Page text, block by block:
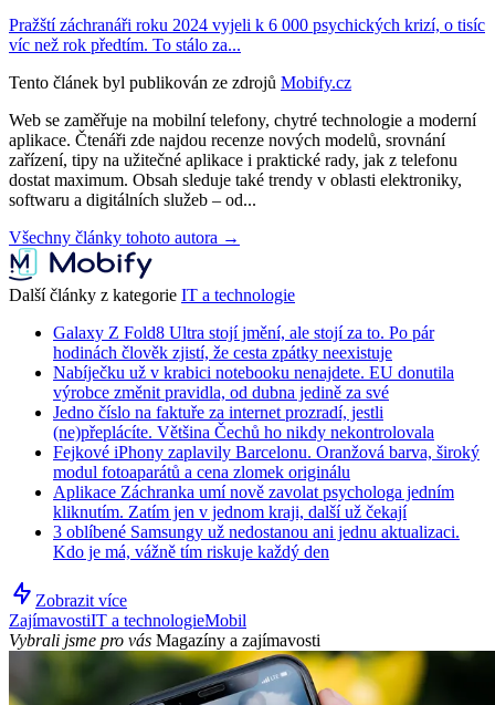
Pražští záchranáři roku 2024 vyjeli k 6 000 psychických krizí, o tisíc
víc než rok předtím. To stálo za...
Tento článek byl publikován ze zdrojů Mobify.cz
Web se zaměřuje na mobilní telefony, chytré technologie a moderní
aplikace. Čtenáři zde najdou recenze nových modelů, srovnání
zařízení, tipy na užitečné aplikace i praktické rady, jak z telefonu
dostat maximum. Obsah sleduje také trendy v oblasti elektroniky,
softwaru a digitálních služeb – od...
Všechny články tohoto autora →
Další články z kategorie IT a technologie
Galaxy Z Fold8 Ultra stojí jmění, ale stojí za to. Po pár
hodinách člověk zjistí, že cesta zpátky neexistuje
Nabíječku už v krabici notebooku nenajdete. EU donutila
výrobce změnit pravidla, od dubna jedině za své
Jedno číslo na faktuře za internet prozradí, jestli
(ne)přeplácíte. Většina Čechů ho nikdy nekontrolovala
Fejkové iPhony zaplavily Barcelonu. Oranžová barva, široký
modul fotoaparátů a cena zlomek originálu
Aplikace Záchranka umí nově zavolat psychologa jedním
kliknutím. Zatím jen v jednom kraji, další už čekají
3 oblíbené Samsungy už nedostanou ani jednu aktualizaci.
Kdo je má, vážně tím riskuje každý den
Zobrazit více
ZajímavostiIT a technologieMobil
Vybrali jsme pro vás Magazíny a zajímavosti